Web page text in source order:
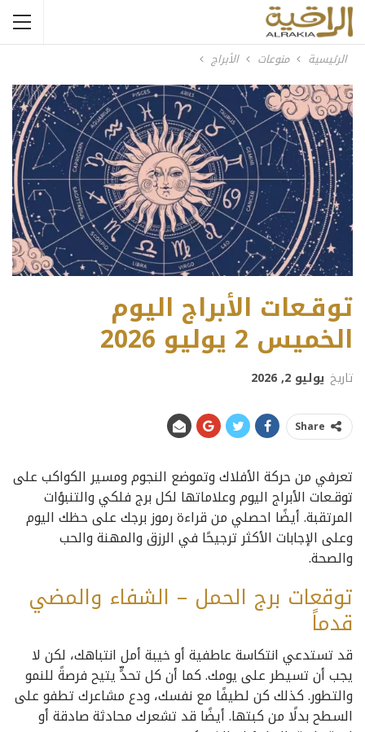
الرئيسية منوعات الأبراج
توقـعات الأبراج اليوم
الخميس 2 يوليو 2026
تاريخ يوليو 2, 2026
Share
تعرفي من حركة الأفلاك وتموضع النجوم ومسير الكواكب على
توقـعات الأبراج اليوم وعلاماتها لكل برج فلكي والتنبؤات
المرتقبة. أيضًا احصلي من قراءة رموز برجك على حظك اليوم
وعلى الإجابات الأكثر ترجيحًا في الرزق والمهنة والحب
والصحة.
توقعات برج الحمل – الشفاء والمضي
قدماً
قد تستدعي انتكاسة عاطفية أو خيبة أمل انتباهك، لكن لا
يجب أن تسيطر على يومك. كما أن كل تحدٍّ يتيح فرصةً للنمو
والتطور. كذلك كن لطيفًا مع نفسك، ودع مشاعرك تطفو على
السطح بدلًا من كبتها. أيضًا قد تشعرك محادثة صادقة أو